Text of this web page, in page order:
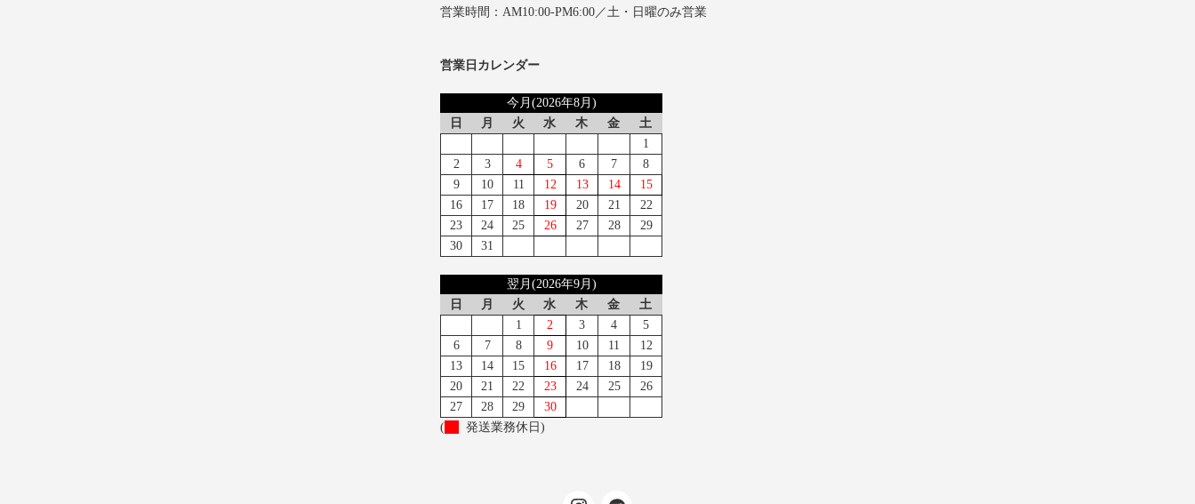
営業時間：AM10:00-PM6:00／土・日曜のみ営業
営業日カレンダー
今月(2026年8月)
日
月 火 水 木 金
土
1
2
3 4 5 6 7
8
9
10 11 12 13 14
15
16
17 18 19 20 21
22
23
24 25 26 27 28
29
30
31
翌月(2026年9月)
日
月 火 水 木 金
土
1
2 3 4
5
6
7 8 9 10 11
12
13
14 15 16 17 18
19
20
21 22 23 24 25
26
27
28 29
30
(
発送業務休日)